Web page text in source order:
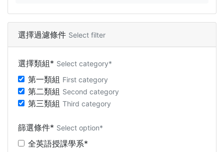
選擇過濾條件 Select filter
選擇類組* Select category*
第一類組 First category
第二類組 Second category
第三類組 Third category
篩選條件* Select option*
全英語授課學系*